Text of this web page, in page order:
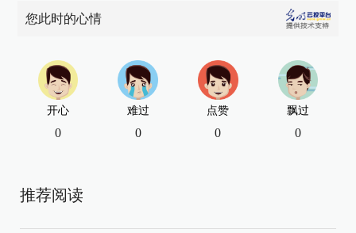
您此时的心情
开心
0
难过
0
点赞
0
飘过
0
推荐阅读